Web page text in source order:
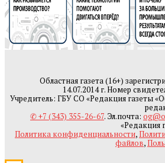
Областная газета (16+)
14.07.2014 г. Номер
Учредитель: ГБУ СО «Редакция газеты
✆ +7 (343) 355-26-67. Эл.почта:
«Редакция
Политика конфиденциальности,
файлов,